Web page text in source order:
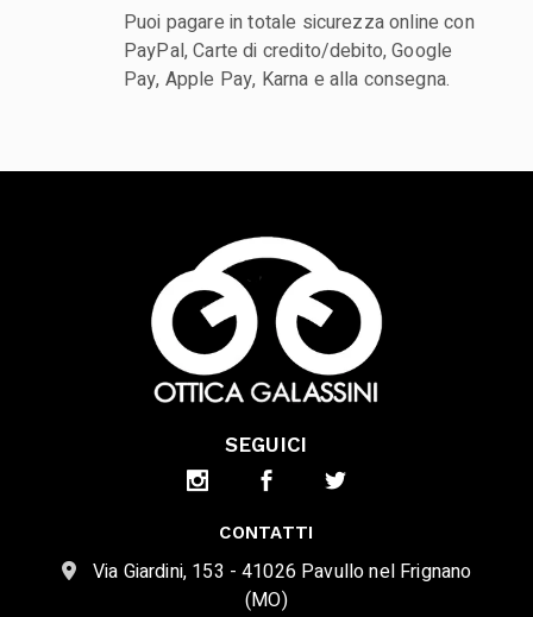
Puoi pagare in totale sicurezza online con
PayPal, Carte di credito/debito, Google
Pay, Apple Pay, Karna e alla consegna.
SEGUICI
CONTATTI
Via Giardini, 153 - 41026 Pavullo nel Frignano
(MO)